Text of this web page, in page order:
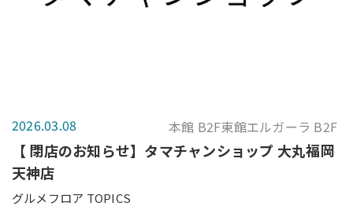
2026.03.08 本館 B2F東館エルガーラ B2F
【 閉店のお知らせ】タマチャンショップ 大丸福岡
天神店
グルメフロア TOPICS